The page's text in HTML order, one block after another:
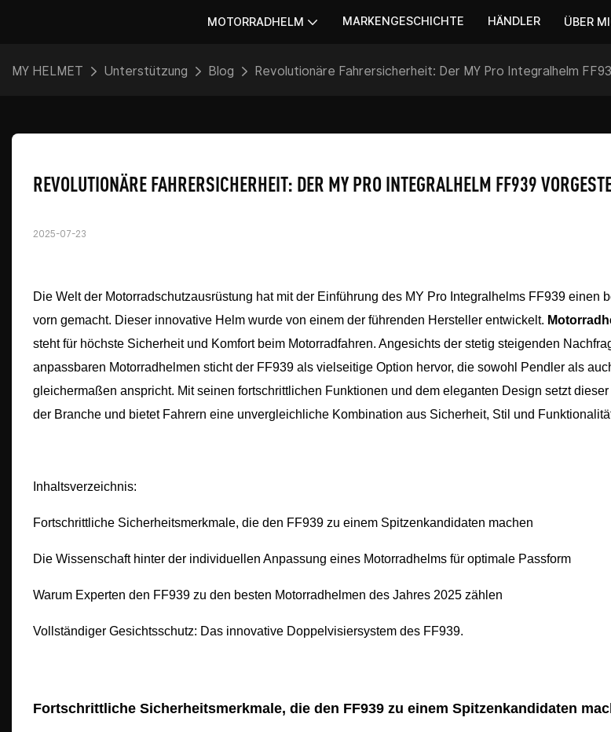
MOTORRADHELM MARKENGESCHICHTE HÄNDLER ÜBER
MY HELMET Unterstützung Blog Revolutionäre Fahrersicherheit: Der MY Pro Integralhelm
REVOLUTIONÄRE FAHRERSICHERHEIT: DER MY PRO INTEGRALHELM FF939
2025-07-23
Die Welt der Motorradschutzausrüstung hat mit der Einführung des MY Pro Integralhelms FF939 einen
vorn gemacht. Dieser innovative Helm wurde von einem der führenden Hersteller entwickelt.
steht für höchste Sicherheit und Komfort beim Motorradfahren. Angesichts der stetig steigenden
anpassbaren Motorradhelmen sticht der FF939 als vielseitige Option hervor, die sowohl Pendler als
gleichermaßen anspricht. Mit seinen fortschrittlichen Funktionen und dem eleganten Design setzt
der Branche und bietet Fahrern eine unvergleichliche Kombination aus Sicherheit, Stil und
Inhaltsverzeichnis:
Fortschrittliche Sicherheitsmerkmale, die den FF939 zu einem Spitzenkandidaten machen
Die Wissenschaft hinter der individuellen Anpassung eines Motorradhelms für optimale Passform
Warum Experten den FF939 zu den besten Motorradhelmen des Jahres 2025 zählen
Vollständiger Gesichtsschutz: Das innovative Doppelvisiersystem des FF939.
Fortschrittliche Sicherheitsmerkmale, die den FF939 zu einem Spitzenkandidaten